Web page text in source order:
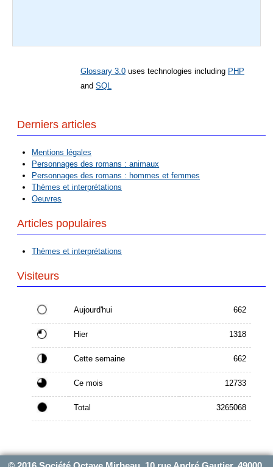
Glossary 3.0 uses technologies including PHP
and SQL
Derniers articles
Mentions légales
Personnages des romans : animaux
Personnages des romans : hommes et femmes
Thèmes et interprétations
Oeuvres
Articles populaires
Thèmes et interprétations
Visiteurs
Aujourd'hui 662
Hier 1318
Cette semaine 662
Ce mois 12733
Total 3265068